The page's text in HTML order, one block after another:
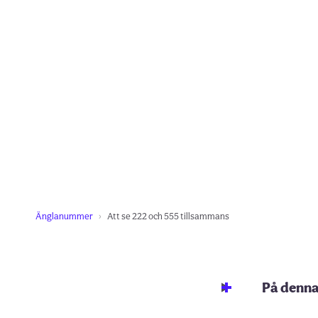
Änglanummer Att se 222 och 555 tillsammans
På